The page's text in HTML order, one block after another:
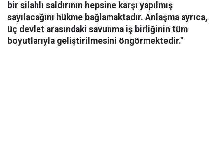
bir silahlı saldırının hepsine karşı yapılmış
sayılacağını hükme bağlamaktadır. Anlaşma ayrıca,
üç devlet arasındaki savunma iş birliğinin tüm
boyutlarıyla geliştirilmesini öngörmektedir."